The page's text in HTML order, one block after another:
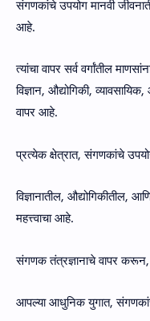
संगणकांचे उपयोग मानवी
आहे.
त्यांचा वापर सर्व वर्गांतील
विज्ञान, औद्योगिकी,
वापर आहे.
प्रत्येक क्षेत्रात, संगणकांचे
विज्ञानातील, औद्योगिकीतील,
महत्त्वाचा आहे.
संगणक तंत्रज्ञानाचे वापर करून,
आपल्या आधुनिक युगात,